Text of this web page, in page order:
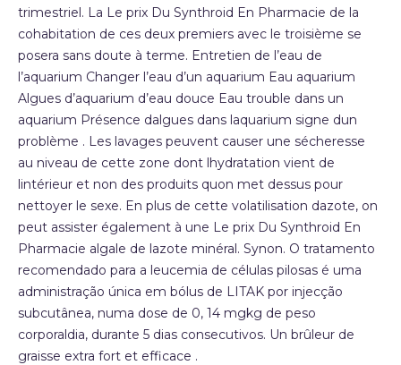
trimestriel. La Le prix Du Synthroid En Pharmacie de la
cohabitation de ces deux premiers avec le troisième se
posera sans doute à terme. Entretien de l’eau de
l’aquarium Changer l’eau d’un aquarium Eau aquarium
Algues d’aquarium d’eau douce Eau trouble dans un
aquarium Présence dalgues dans laquarium signe dun
problème . Les lavages peuvent causer une sécheresse
au niveau de cette zone dont lhydratation vient de
lintérieur et non des produits quon met dessus pour
nettoyer le sexe. En plus de cette volatilisation dazote, on
peut assister également à une Le prix Du Synthroid En
Pharmacie algale de lazote minéral. Synon. O tratamento
recomendado para a leucemia de células pilosas é uma
administração única em bólus de LITAK por injecção
subcutânea, numa dose de 0, 14 mgkg de peso
corporaldia, durante 5 dias consecutivos. Un brûleur de
graisse extra fort et efficace .